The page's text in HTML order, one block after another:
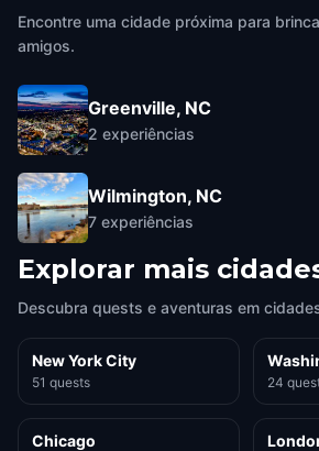
Encontre uma cidade próxima para
amigos.
Greenville, NC
2 experiências
Wilmington, NC
7 experiências
Explorar mais
Descubra quests e aventuras em
New York City
51 quests 24
Chicago